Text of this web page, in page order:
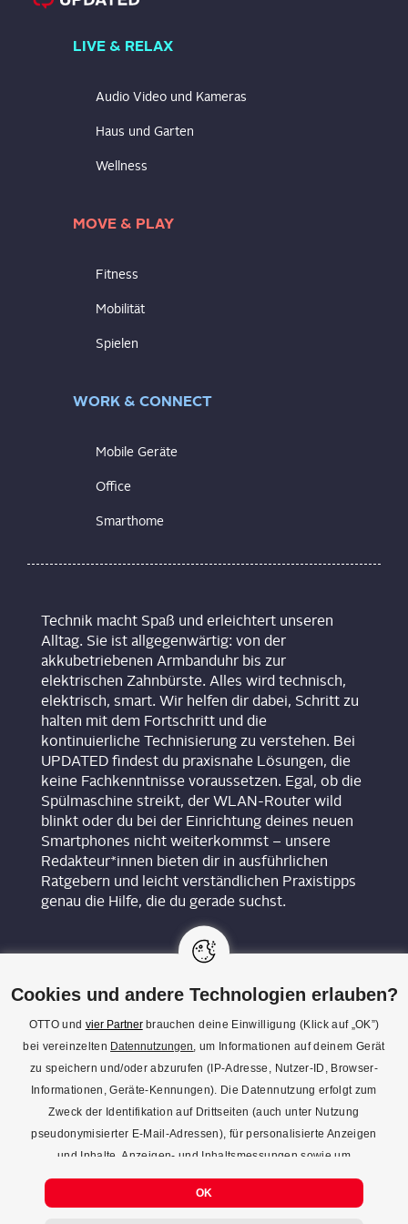
LIVE & RELAX
Audio Video und Kameras
Haus und Garten
Wellness
MOVE & PLAY
Fitness
Mobilität
Spielen
WORK & CONNECT
Mobile Geräte
Office
Smarthome
Technik macht Spaß und erleichtert unseren
Alltag. Sie ist allgegenwärtig: von der
akkubetriebenen Armbanduhr bis zur
elektrischen Zahnbürste. Alles wird technisch,
elektrisch, smart. Wir helfen dir dabei, Schritt zu
halten mit dem Fortschritt und die
kontinuierliche Technisierung zu verstehen. Bei
UPDATED findest du praxisnahe Lösungen, die
keine Fachkenntnisse voraussetzen. Egal, ob die
Spülmaschine streikt, der WLAN-Router wild
blinkt oder du bei der Einrichtung deines neuen
Smartphones nicht weiterkommst – unsere
Redakteur*innen bieten dir in ausführlichen
Ratgebern und leicht verständlichen Praxistipps
genau die Hilfe, die du gerade suchst.
KON­TAKT
REDAK­TI­ON
IMPRES­SUM
DATENSCHUTZ
COOKIE-EINSTELLUNGEN
Cookies und andere Technologien erlauben?
OTTO und vier Partnerbrauchen deine Einwilligung (Klick auf „OK”)
bei vereinzelten Datennutzungen, um Informationen auf deinem Gerät
zu speichern und/oder abzurufen (IP-Adresse, Nutzer-ID, Browser-
Informationen, Geräte-Kennungen). Die Datennutzung erfolgt zum
Zweck der Identifikation auf Drittseiten (auch unter Nutzung
pseudonymisierter E-Mail-Adressen), für personalisierte Anzeigen
und Inhalte, Anzeigen- und Inhaltsmessungen sowie um
Erkenntnisse über Zielgruppen und Produktentwicklungen zu
gewinnen. Mehr Infos zur Einwilligung (inkl. Widerrufsmöglichkeit)
OK